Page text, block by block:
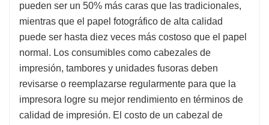
pueden ser un 50% más caras que las tradicionales,
mientras que el papel fotográfico de alta calidad
puede ser hasta diez veces más costoso que el papel
normal. Los consumibles como cabezales de
impresión, tambores y unidades fusoras deben
revisarse o reemplazarse regularmente para que la
impresora logre su mejor rendimiento en términos de
calidad de impresión. El costo de un cabezal de